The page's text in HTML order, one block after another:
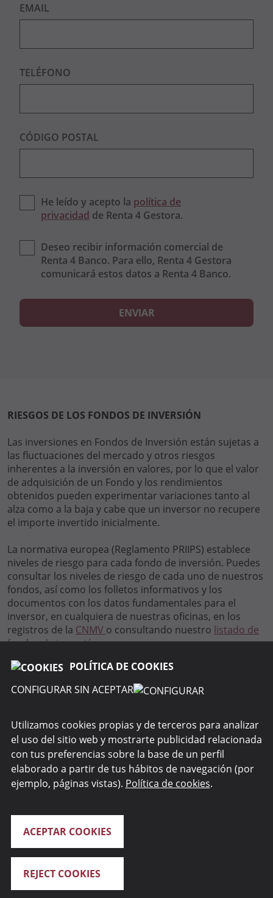
POLÍTICA DE COOKIES
CONFIGURAR SIN ACEPTAR
Utilizamos cookies propias y de terceros para analizar
el uso del sitio web y mostrarte publicidad relacionada
con tus preferencias sobre la base de un perfil
elaborado a partir de tus hábitos de navegación (por
ejemplo, páginas vistas). Política de cookies.
REJECT COOKIES
ACEPTAR COOKIES
EMAIL
TELÉFONO
CÓDIGO POSTAL
He leído y acepto la política de
privacidad de Renta 4 Gestora.
Deseo recibir información comercial de
Renta 4 Banco. Para ello, Renta 4 Gestora
comunicará estos datos a Renta 4 Banco.
ENVIAR
RIESGOS DE LOS FONDOS DE INVERSIÓN
Las inversiones en Fondos de Inversión están sujetas a
las fluctuaciones del mercado y otros riesgos
inherentes a la inversión en valores, por lo que el valor
de adquisición de un Fondo y los rendimientos
obtenidos pueden experimentar variaciones tanto al
alza como a la baja y cabe que un inversor no recupere
el importe invertido inicialmente.
La normativa europea (Reglamento PRIIPS) establece
niveles de riesgo para cada fondo de inversión. Puedes
consultar los niveles de riesgo de cada uno de nuestros
fondos, así como los folletos informativos y los
documentos con los datos fundamentales para el
inversor, en cualquiera de nuestras oficinas, en los
registros de la CNMV o consultando nuestro listado de
fondos de inversión.
WEBS DEL GRUPO
SEGURIDAD